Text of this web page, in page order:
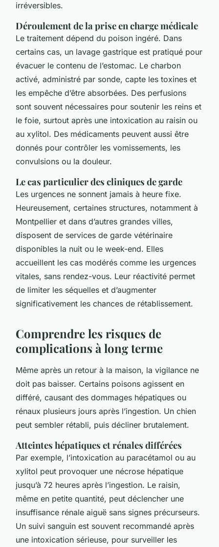
irréversibles.
Déroulement de la prise en charge médicale
Le traitement dépend du poison ingéré. Dans
certains cas, un lavage gastrique est pratiqué pour
évacuer le contenu de l’estomac. Le charbon
activé, administré par sonde, capte les toxines et
les empêche d’être absorbées. Des perfusions
sont souvent nécessaires pour soutenir les reins et
le foie, surtout après une intoxication au raisin ou
au xylitol. Des médicaments peuvent aussi être
donnés pour contrôler les vomissements, les
convulsions ou la douleur.
Le cas particulier des cliniques de garde
Les urgences ne sonnent jamais à heure fixe.
Heureusement, certaines structures, notamment à
Montpellier et dans d’autres grandes villes,
disposent de services de garde vétérinaire
disponibles la nuit ou le week-end. Elles
accueillent les cas modérés comme les urgences
vitales, sans rendez-vous. Leur réactivité permet
de limiter les séquelles et d’augmenter
significativement les chances de rétablissement.
Comprendre les risques de
complications à long terme
Même après un retour à la maison, la vigilance ne
doit pas baisser. Certains poisons agissent en
différé, causant des dommages hépatiques ou
rénaux plusieurs jours après l’ingestion. Un chien
peut sembler rétabli, puis décliner brutalement.
Atteintes hépatiques et rénales différées
Par exemple, l’intoxication au paracétamol ou au
xylitol peut provoquer une nécrose hépatique
jusqu’à 72 heures après l’ingestion. Le raisin,
même en petite quantité, peut déclencher une
insuffisance rénale aiguë sans signes précurseurs.
Un suivi sanguin est souvent recommandé après
une intoxication sérieuse, pour surveiller les